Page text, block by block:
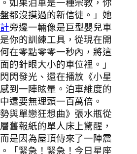
如果泊車是一種宗教，你
都沒摸過的新信徒。」她
旁邊一輛像是巨型嬰兒車
你的訓練工具，從現在開
在零點零零一秒內，將這
的針眼大小的車位裡。」
閃發光、還在播放《小星
到一陣眩暈。泊車維度的
還要無理頭一百萬倍。
與單戀狂想曲》張水瓶從
舊報紙的單人床上驚醒，
是因為屋頂傳來了一陣震
「緊急！緊急！今日星座